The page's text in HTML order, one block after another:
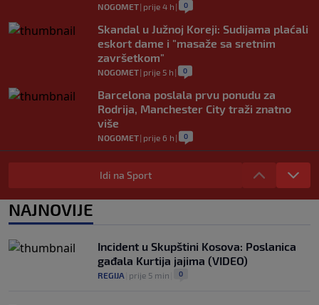
NOGOMET| prije 4 h | 0
Skandal u Južnoj Koreji: Sudijama plaćali
eskort dame i "masaže sa sretnim
završetkom"
NOGOMET| prije 5 h | 0
Barcelona poslala prvu ponudu za
Rodrija, Manchester City traži znatno
više
NOGOMET| prije 6 h | 0
Dalić će postati najskuplji hrvatski
trener u historiji i jedan od najplaćenijih
0
ljubav: Njihova priča ponovo postala
viralna
NOGOMET 7. aug. 0
Idi na Sport
NAJNOVIJE
Incident u Skupštini Kosova: Poslanica
gađala Kurtija jajima (VIDEO)
REGIJA prije 5 min 0